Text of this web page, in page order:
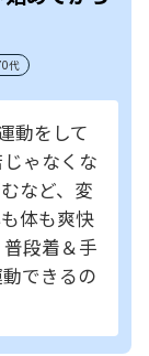
代
動をして
ゃなくな
など、変
体も爽快
段着＆手
できるの